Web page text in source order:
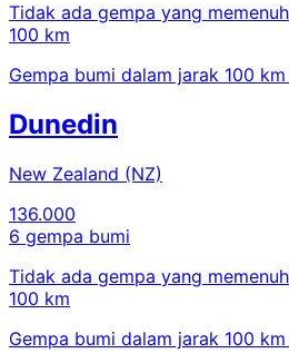
Tidak ada gempa yang
100 km
Gempa bumi dalam jarak 100
Dunedin
New Zealand (NZ)
136.000
6 gempa bumi
Tidak ada gempa yang
100 km
Gempa bumi dalam jarak 100